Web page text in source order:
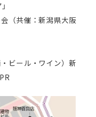
（共催：新潟県大阪
ビール・ワイン）新